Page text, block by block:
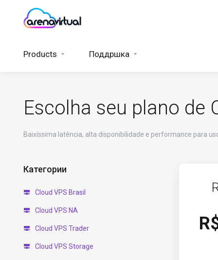
Products Поддршка
Escolha seu plano de
Baixíssima latência, alta disponibilidade e performance para
Категории
Cloud VPS Brasil
Cloud VPS NA
Cloud VPS Trader
Cloud VPS Storage